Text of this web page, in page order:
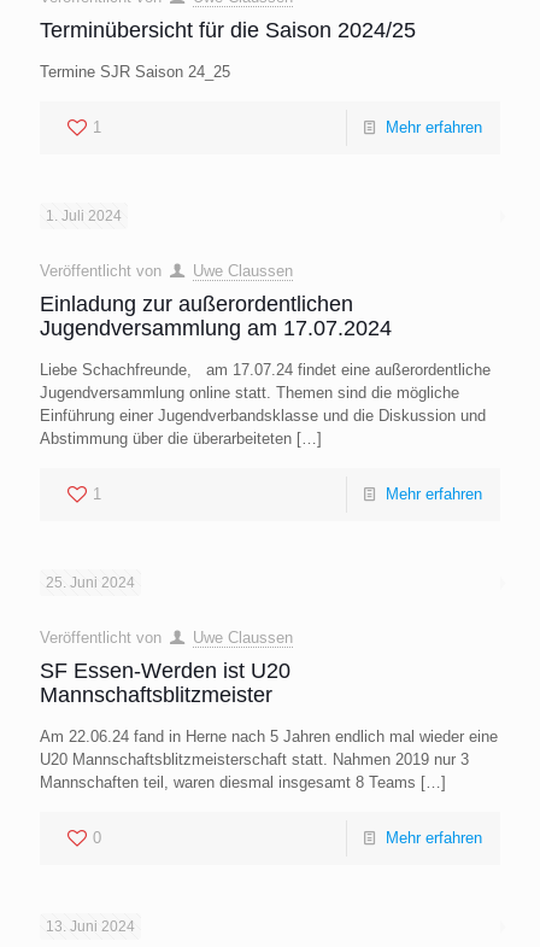
Terminübersicht für die Saison 2024/25
Termine SJR Saison 24_25
1 Mehr erfahren
1. Juli 2024
Veröffentlicht von Uwe Claussen
Einladung zur außerordentlichen
Jugendversammlung am 17.07.2024
Liebe Schachfreunde, am 17.07.24 findet eine außerordentliche
Jugendversammlung online statt. Themen sind die mögliche
Einführung einer Jugendverbandsklasse und die Diskussion und
Abstimmung über die überarbeiteten […]
1 Mehr erfahren
25. Juni 2024
Veröffentlicht von Uwe Claussen
SF Essen-Werden ist U20
Mannschaftsblitzmeister
Am 22.06.24 fand in Herne nach 5 Jahren endlich mal wieder eine
U20 Mannschaftsblitzmeisterschaft statt. Nahmen 2019 nur 3
Mannschaften teil, waren diesmal insgesamt 8 Teams […]
0 Mehr erfahren
13. Juni 2024